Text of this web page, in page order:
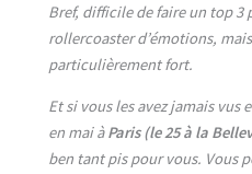
Bref, difficile de faire un top 3
rollercoaster d’émotions,
particulièrement fort.
Et si vous les avez jamais vus
en mai àParis (le 25 à la
ben tant pis pour vous. Vous